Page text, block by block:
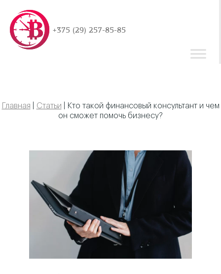
+375 (29) 257-85-85
Главная Статьи
Кто такой финансовый консультант и чем
он сможет помочь бизнесу?